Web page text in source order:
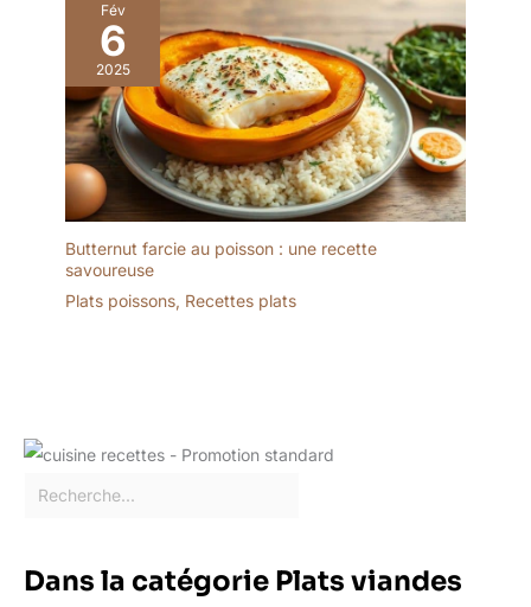
Fév
6
2025
Butternut farcie au poisson : une recette
savoureuse
Plats poissons, Recettes plats
Dans la catégorie Plats viandes